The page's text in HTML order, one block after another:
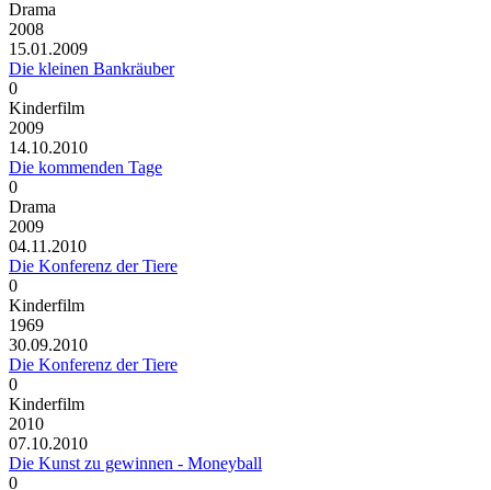
Drama
2008
15.01.2009
Die kleinen Bankräuber
0
Kinderfilm
2009
14.10.2010
Die kommenden Tage
0
Drama
2009
04.11.2010
Die Konferenz der Tiere
0
Kinderfilm
1969
30.09.2010
Die Konferenz der Tiere
0
Kinderfilm
2010
07.10.2010
Die Kunst zu gewinnen - Moneyball
0